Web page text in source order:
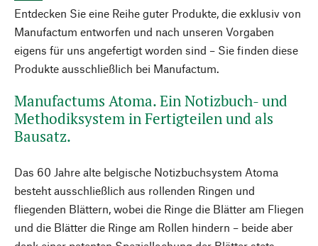
Entdecken Sie eine Reihe guter Produkte, die exklusiv von
Manufactum entworfen und nach unseren Vorgaben
eigens für uns angefertigt worden sind – Sie finden diese
Produkte ausschließlich bei Manufactum.
Manufactums Atoma. Ein Notizbuch- und
Methodiksystem in Fertigteilen und als
Bausatz.
Das 60 Jahre alte belgische Notizbuchsystem Atoma
besteht ausschließlich aus rollenden Ringen und
fliegenden Blättern, wobei die Ringe die Blätter am Fliegen
und die Blätter die Ringe am Rollen hindern – beide aber